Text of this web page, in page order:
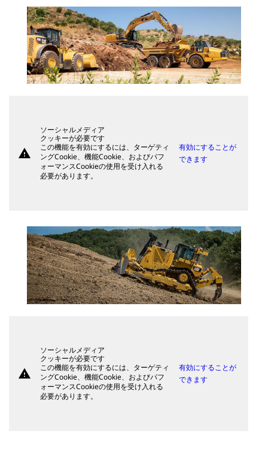
warning
ソーシャルメディア
クッキーが必要です
この機能を有効にするには、ターゲティ
ングCookie、機能Cookie、およびパフ
ォーマンスCookieの使用を受け入れる
必要があります。
有効にすることが
できます
warning
ソーシャルメディア
クッキーが必要です
この機能を有効にするには、ターゲティ
ングCookie、機能Cookie、およびパフ
ォーマンスCookieの使用を受け入れる
必要があります。
有効にすることが
できます